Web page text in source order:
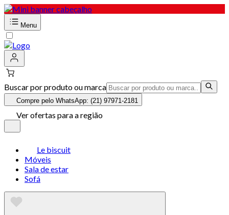
Menu
Buscar por produto ou marca
Compre pelo WhatsApp: (21) 97971-2181
Ver ofertas para a região
Le biscuit
Móveis
Sala de estar
Sofá